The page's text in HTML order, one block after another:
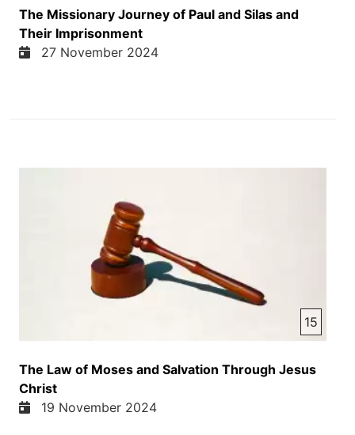
The Missionary Journey of Paul and Silas and
Their Imprisonment
27 November 2024
15
The Law of Moses and Salvation Through Jesus
Christ
19 November 2024